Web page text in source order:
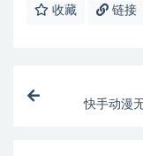
收藏 链接
快手动漫